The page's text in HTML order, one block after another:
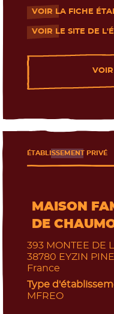
VOIR LA FICHE
- Nouvelle fenêtre
VOIR LE SITE DE
- Nouvelle fenêtre
MAISON
DE
ÉTABLISSEMENT PRIVÉ
393 MONTEE DE
38780 EYZIN
France
Type
MFREO